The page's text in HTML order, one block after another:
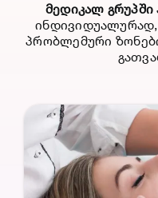
მედიკალ გრუპში
პრობლემური